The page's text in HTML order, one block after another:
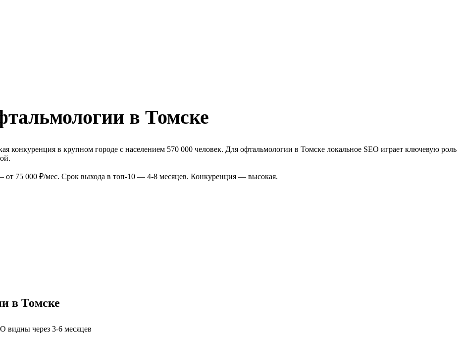
в Томске
конкуренция в крупном городе с населением 570 000 человек. Для офтальмологии в Томске локальное SEO играет ключевую роль
от 75 000 ₽/мес. Срок выхода в топ-10 — 4-8 месяцев. Конкуренция — высокая.
в Томске
видны через 3-6 месяцев